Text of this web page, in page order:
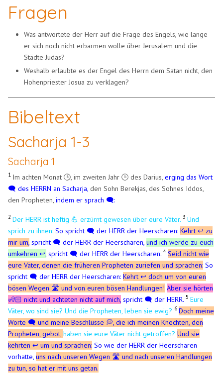
Fragen
Was antwortete der Herr auf die Frage des Engels, wie lange
er sich noch nicht erbarmen wolle über Jerusalem und die
Städte Judas?
Weshalb erlaubte es der Engel des Herrn dem Satan nicht, den
Hohenpriester Josua zu verklagen?
Bibeltext
Sacharja 1-3
Sacharja 1
1 Im achten Monat 🕒, im zweiten Jahr 🕒 des Darius, erging das Wort
🗨️ des HERRN an Sacharja, den Sohn Berekjas, des Sohnes Iddos,
den Propheten,indem er sprach 🗨️:
2 Der HERR ist heftig 💪 erzürnt gewesen über eure Väter.3 Und
sprich zu ihnen:So spricht 🗨️ der HERR der Heerscharen: Kehrt ↩️ zu
mir um, spricht 🗨️ der HERR der Heerscharen,und ich werde zu euch
umkehren ↩️, spricht 🗨️ der HERR der Heerscharen.4 Seid nicht wie
eure Väter, denen die früheren Propheten zuriefen und sprachen: So
spricht 🗨️ der HERR der Heerscharen:Kehrt ↩️ doch um von euren
bösen Wegen 🛣️ und von euren bösen Handlungen! Aber sie hörten
🧏🏻 nicht und achteten nicht auf mich, spricht 🗨️ der HERR.5 Eure
Väter, wo sind sie? Und die Propheten, leben sie ewig? 6 Doch meine
Worte 🗨️ und meine Beschlüsse 💭, die ich meinen Knechten, den
Propheten, gebot,haben sie eure Väter nicht getroffen? Und sie
kehrten ↩️ um und sprachen: So wie der HERR der Heerscharen
vorhatte, uns nach unseren Wegen 🛣️ und nach unseren Handlungen
zu tun, so hat er mit uns getan.